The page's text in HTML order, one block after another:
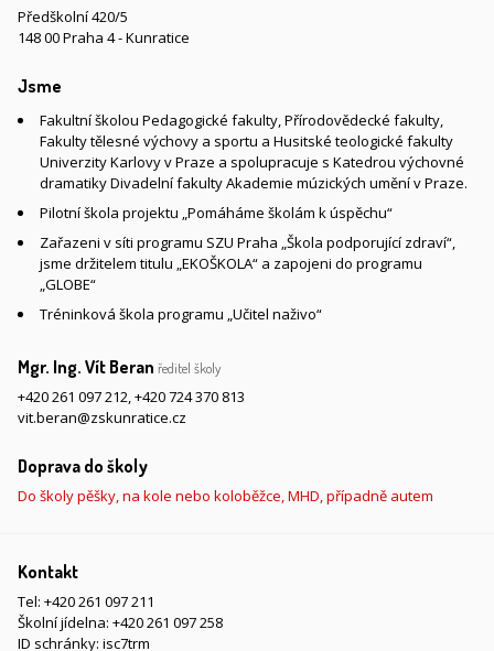
Předškolní 420/5
148 00 Praha 4 - Kunratice
Jsme
Fakultní školou Pedagogické fakulty, Přírodovědecké fakulty,
Fakulty tělesné výchovy a sportu a Husitské teologické fakulty
Univerzity Karlovy v Praze a spolupracuje s Katedrou výchovné
dramatiky Divadelní fakulty Akademie múzických umění v Praze.
Pilotní škola projektu „Pomáháme školám k úspěchu“
Zařazeni v síti programu SZU Praha „Škola podporující zdraví“,
jsme držitelem titulu „EKOŠKOLA“ a zapojeni do programu
„GLOBE“
Tréninková škola programu „Učitel naživo“
Mgr. Ing. Vít Beran ředitel školy
+420 261 097 212,+420 724 370 813
vit.beran@zskunratice.cz
Doprava do školy
Do školy pěšky, na kole nebo koloběžce, MHD, případně autem
Kontakt
Tel: +420 261 097 211
Školní jídelna: +420 261 097 258
ID schránky: isc7trm